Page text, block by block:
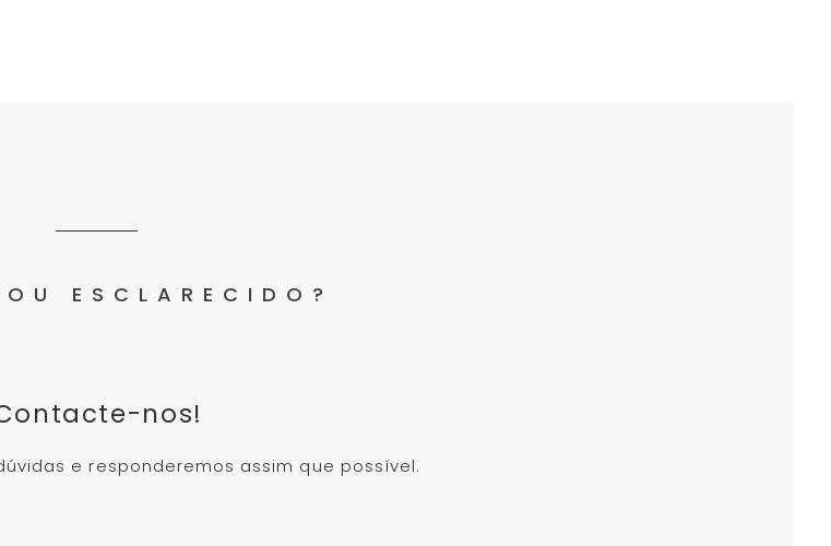
ESCLARECIDO?
nos!
e responderemos assim que possível.